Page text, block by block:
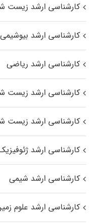
کارشناسی ارشد زیست
کارشناسی ارشد بیوشیمی
کارشناسی ارشد ریاضی
کارشناسی ارشد زیست‌
کارشناسی ارشد زیست‌
کارشناسی ارشد
کارشناسی ارشد شیمی
کارشناسی ارشد علوم